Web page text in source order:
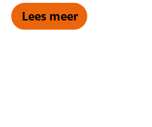
Lees meer